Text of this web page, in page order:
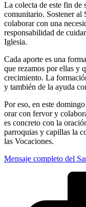
La colecta de este fin de
comunitario. Sostener al
colaborar con una
responsabilidad de
Iglesia.
Cada aporte es una
que rezamos por ellas y
crecimiento. La
y también de la ayuda
Por eso, en este
orar con fervor y
es concreto con la
parroquias y capillas la
las Vocaciones.
Mensaje completo del